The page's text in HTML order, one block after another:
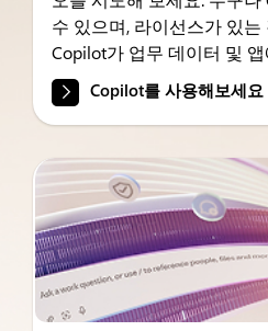
수 있으며, 라이선스가 있
Copilot가 업무 데이터 및
Copilot를 사용해보세요